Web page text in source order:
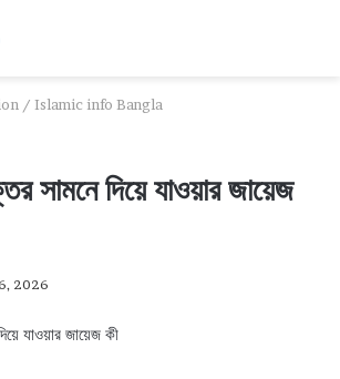
/ Islamic info Bangla
সামনে দিয়ে যাওয়ার জায়েজ
2026
যাওয়ার জায়েজ কী